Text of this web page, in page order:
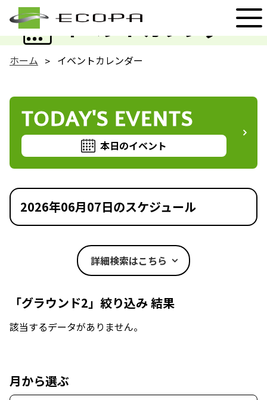
イベントカレンダー
EVENT
ホーム イベントカレンダー
TODAY'S EVENTS
本日のイベント
2026年06月07日のスケジュール
詳細検索はこちら
「グラウンド2」絞り込み 結果
該当するデータがありません。
月から選ぶ